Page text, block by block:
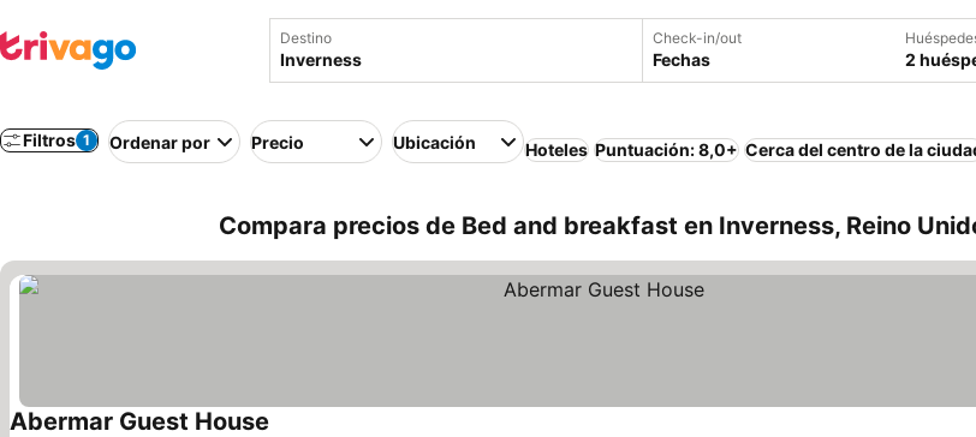
Destino Check-in/out
Fechas 2
Filtros 1 Ordenar por Precio Ubicación Hoteles Puntuación: 8,0+ Cerca del centro de la
Compara precios de Bed and breakfast en Inverness, Reino
Abermar Guest House